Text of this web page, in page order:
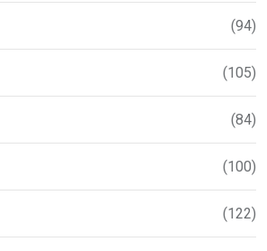
(94)
(105)
(84)
(100)
(122)